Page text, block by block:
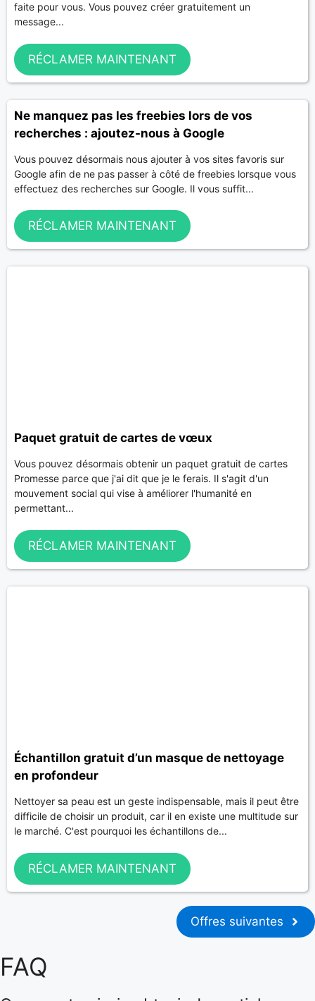
faite pour vous. Vous pouvez créer gratuitement un
message...
RÉCLAMER MAINTENANT
Ne manquez pas les freebies lors de vos
recherches : ajoutez-nous à Google
Vous pouvez désormais nous ajouter à vos sites favoris sur
Google afin de ne pas passer à côté de freebies lorsque vous
effectuez des recherches sur Google. Il vous suffit...
RÉCLAMER MAINTENANT
Paquet gratuit de cartes de vœux
Vous pouvez désormais obtenir un paquet gratuit de cartes
Promesse parce que j'ai dit que je le ferais. Il s'agit d'un
mouvement social qui vise à améliorer l'humanité en
permettant...
RÉCLAMER MAINTENANT
Échantillon gratuit d’un masque de nettoyage
en profondeur
Nettoyer sa peau est un geste indispensable, mais il peut être
difficile de choisir un produit, car il en existe une multitude sur
le marché. C'est pourquoi les échantillons de...
RÉCLAMER MAINTENANT
Offres suivantes
FAQ